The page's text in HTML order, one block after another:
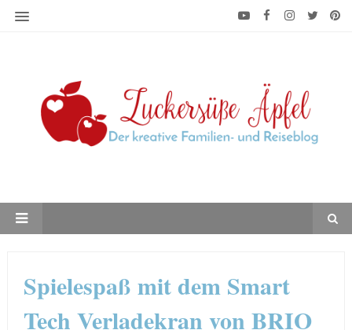
Spielespaß mit dem Smart
Tech Verladekran von BRIO